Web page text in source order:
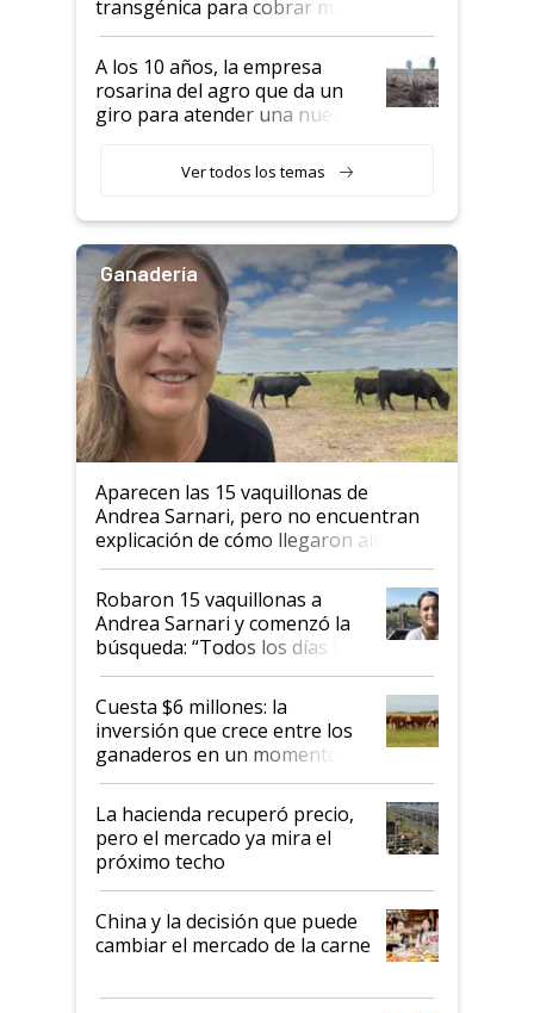
transgénica para cobrar más
por tonelada: compraron un
semillero
A los 10 años, la empresa
rosarina del agro que da un
giro para atender una nueva
Ver todos los temas
Ganadería
Aparecen las 15 vaquillonas de
Andrea Sarnari, pero no encuentran
explicación de cómo llegaron allí
Robaron 15 vaquillonas a
Andrea Sarnari y comenzó la
búsqueda: “Todos los días le
toca a algún productor”
Cuesta $6 millones: la
inversión que crece entre los
ganaderos en un momento
histórico para la actividad
La hacienda recuperó precio,
pero el mercado ya mira el
próximo techo
China y la decisión que puede
cambiar el mercado de la carne